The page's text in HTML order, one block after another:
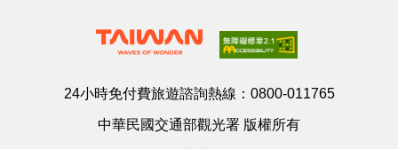
24小時免付費旅遊諮詢熱線： 0800-011765
中華民國交通部觀光署 版權所有